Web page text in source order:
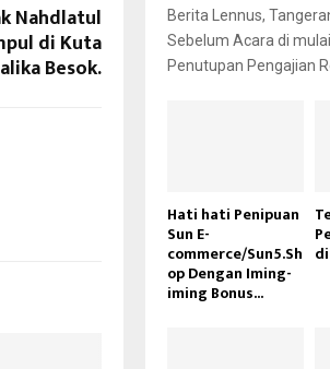
Nahdlatul
di Kuta
Besok.
Berita Lennus,
Sebelum Acara di
Penutupan Pengajian
Hati hati Penipuan
Sun E-
commerce/Sun5.Sh
op Dengan Iming-
iming Bonus...